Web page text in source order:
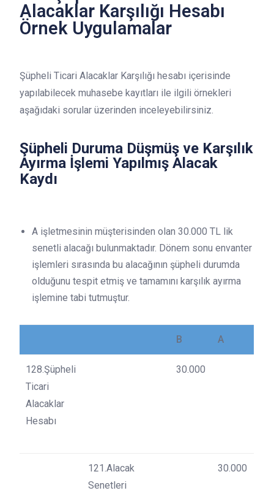
Alacaklar Karşılığı Hesabı
Örnek Uygulamalar
Şüpheli Ticari Alacaklar Karşılığı hesabı içerisinde
yapılabilecek muhasebe kayıtları ile ilgili örnekleri
aşağıdaki sorular üzerinden inceleyebilirsiniz.
Şüpheli Duruma Düşmüş ve Karşılık
Ayırma İşlemi Yapılmış Alacak
Kaydı
A işletmesinin müşterisinden olan 30.000 TL lik
senetli alacağı bulunmaktadır. Dönem sonu envanter
işlemleri sırasında bu alacağının şüpheli durumda
olduğunu tespit etmiş ve tamamını karşılık ayırma
işlemine tabi tutmuştur.
B A
128.Şüpheli
Ticari
Alacaklar
Hesabı
30.000
121.Alacak
Senetleri
30.000